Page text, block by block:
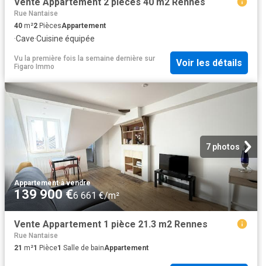
Vente Appartement 2 pièces 40 m2 Rennes
Rue Nantaise
40 m²2 PiècesAppartement
·Cave·Cuisine équipée
Vu la première fois la semaine dernière sur
Figaro Immo
Voir les détails
7 photos
Appartement·à vendre
139 900 €6 661 €/m²
Vente Appartement 1 pièce 21.3 m2 Rennes
Rue Nantaise
21 m²1 Pièce1 Salle de bainAppartement